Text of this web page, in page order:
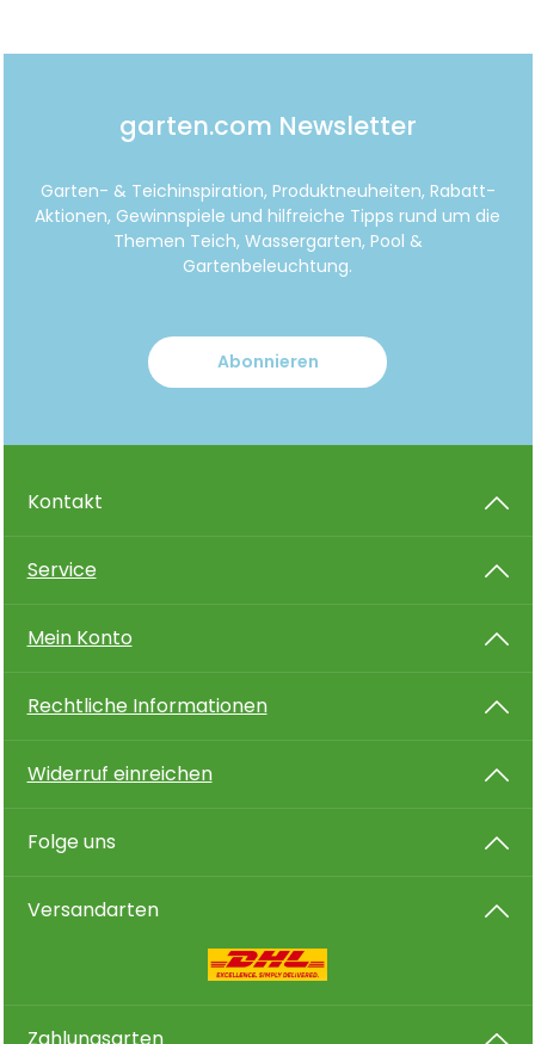
garten.com Newsletter
Garten- & Teichinspiration, Produktneuheiten, Rabatt-
Aktionen, Gewinnspiele und hilfreiche Tipps rund um die
Themen Teich, Wassergarten, Pool &
Gartenbeleuchtung.
Abonnieren
Kontakt
Service
Mein Konto
Rechtliche Informationen
Widerruf einreichen
Folge uns
Versandarten